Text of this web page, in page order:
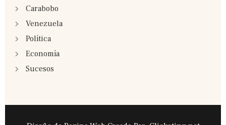
Carabobo
Venezuela
Política
Economía
Sucesos